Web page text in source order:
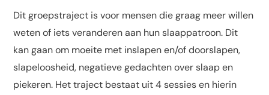
Dit groepstraject is voor mensen die graag meer willen
weten of iets veranderen aan hun slaappatroon. Dit
kan gaan om moeite met inslapen en/of doorslapen,
slapeloosheid, negatieve gedachten over slaap en
piekeren. Het traject bestaat uit 4 sessies en hierin